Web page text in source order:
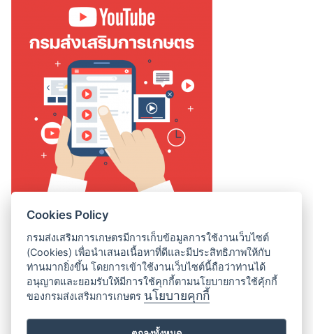
สถิติการเข้าชมเว็บไซต์
Online Users:0
Today's Visitors:1
Last 30 Days Visits:34,203
Total Visits:2,313,673
Cookies Policy
กรมส่งเสริมการเกษตรมีการเก็บข้อมูลการใช้งานเว็บไซต์
(Cookies) เพื่อนำเสนอเนื้อหาที่ดีและมีประสิทธิภาพให้กับ
ท่านมากยิ่งขึ้น โดยการเข้าใช้งานเว็บไซต์นี้ถือว่าท่านได้
อนุญาตและยอมรับให้มีการใช้คุกกี้ตามนโยบายการใช้คุ้กกี้
ของกรมส่งเสริมการเกษตร นโยบายคุกกี้